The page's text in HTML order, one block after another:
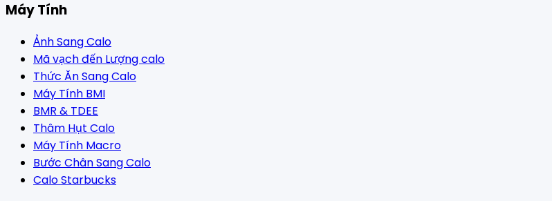
Máy Tính
Ảnh Sang Calo
Mã vạch đến Lượng calo
Thức Ăn Sang Calo
Máy Tính BMI
BMR & TDEE
Thâm Hụt Calo
Máy Tính Macro
Bước Chân Sang Calo
Calo Starbucks